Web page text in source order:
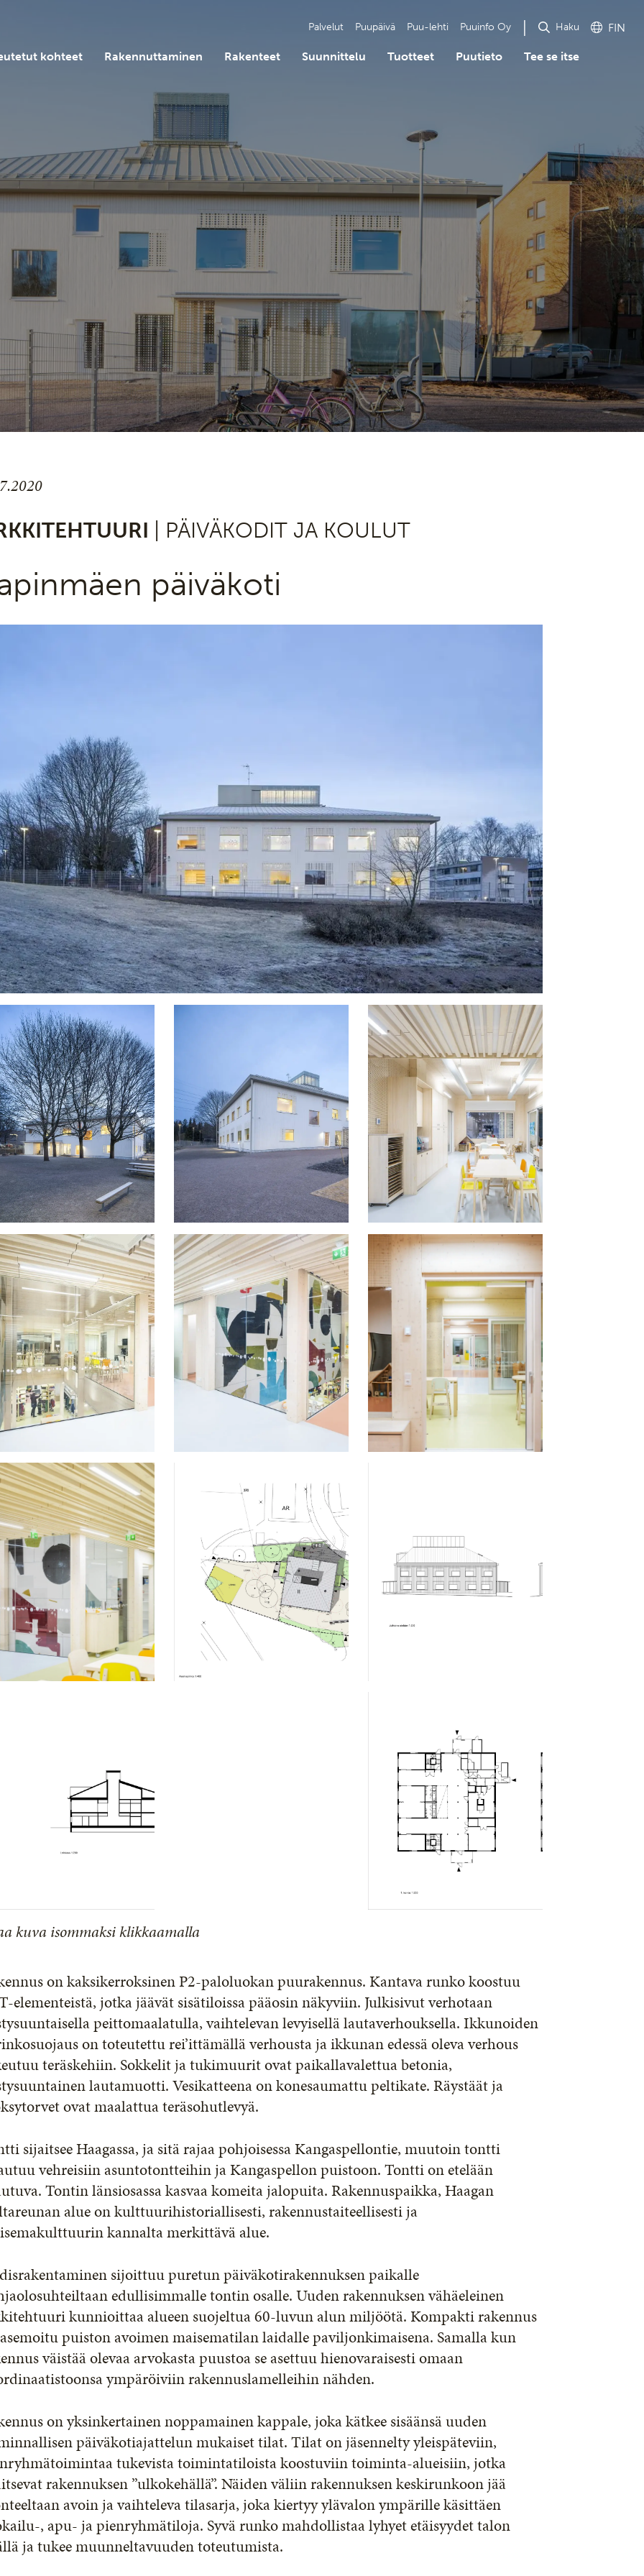
Palvelut Puupäivä Puu-lehti Puuinfo Oy Haku FIN
kohteet Rakennuttaminen Rakenteet Suunnittelu Tuotteet Puutieto Tee se itse
| PÄIVÄKODIT JA KOULUT
päiväkoti
kuva isommaksi klikkaamalla
on kaksikerroksinen P2-paloluokan puurakennus. Kantava runko koostuu
elementeistä, jotka jäävät sisätiloissa pääosin näkyviin. Julkisivut verhotaan
peittomaalatulla, vaihtelevan levyisellä lautaverhouksella. Ikkunoiden
on toteutettu rei’ittämällä verhousta ja ikkunan edessä oleva verhous
teräskehiin. Sokkelit ja tukimuurit ovat paikallavalettua betonia,
lautamuotti. Vesikatteena on konesaumattu peltikate. Räystäät ja
ovat maalattua teräsohutlevyä.
sijaitsee Haagassa, ja sitä rajaa pohjoisessa Kangaspellontie, muutoin tontti
vehreisiin asuntotontteihin ja Kangaspellon puistoon. Tontti on etelään
Tontin länsiosassa kasvaa komeita jalopuita. Rakennuspaikka, Haagan
alue on kulttuurihistoriallisesti, rakennustaiteellisesti ja
kannalta merkittävä alue.
sijoittuu puretun päiväkotirakennuksen paikalle
edullisimmalle tontin osalle. Uuden rakennuksen vähäeleinen
kunnioittaa alueen suojeltua 60-luvun alun miljöötä. Kompakti rakennus
puiston avoimen maisematilan laidalle paviljonkimaisena. Samalla kun
väistää olevaa arvokasta puustoa se asettuu hienovaraisesti omaan
ympäröiviin rakennuslamelleihin nähden.
on yksinkertainen noppamainen kappale, joka kätkee sisäänsä uuden
päiväkotiajattelun mukaiset tilat. Tilat on jäsennelty yleispäteviin,
tukevista toimintatiloista koostuviin toiminta-alueisiin, jotka
rakennuksen ”ulkokehällä”. Näiden väliin rakennuksen keskirunkoon jää
avoin ja vaihteleva tilasarja, joka kiertyy ylävalon ympärille käsittäen
, apu- ja pienryhmätiloja. Syvä runko mahdollistaa lyhyet etäisyydet talon
ja tukee muunneltavuuden toteutumista.